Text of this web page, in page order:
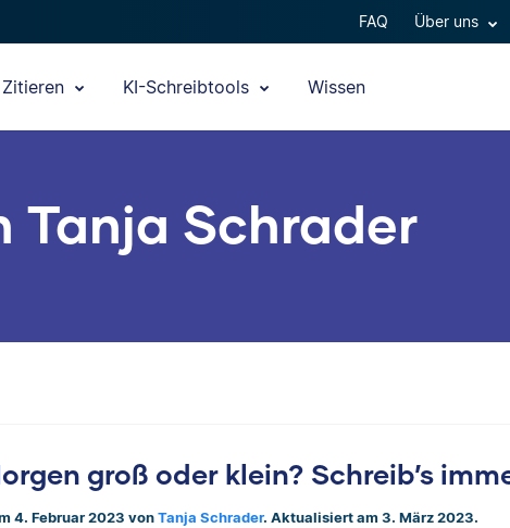
FAQ Über uns
Zitieren KI-Schreibtools Wissen
Tanja Schrader
groß oder klein? Schreib’s
4. Februar 2023 von Tanja Schrader. Aktualisiert am 3. März 2023.